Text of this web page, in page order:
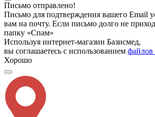
Письмо отправлено!
Письмо для подтверждения вашего Email
вам на почту. Если письмо долго не
папку «Спам»
Используя интернет-магазин Базисмед,
вы соглашаетесь с использованием файлов
Хорошо